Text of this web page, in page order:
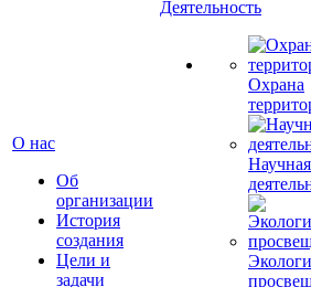
О нас
Об
организации
История
создания
Цели и
задачи
Деятельность
Охрана
Научная